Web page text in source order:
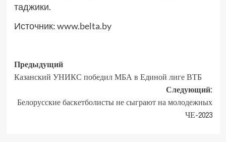
таджики.
Источник:www.belta.by
Предыдущий
Казанский УНИКС победил МБА в Единой лиге ВТБ
Следующий:
Белорусские баскетболисты не сыграют на молодежных
ЧЕ-2023